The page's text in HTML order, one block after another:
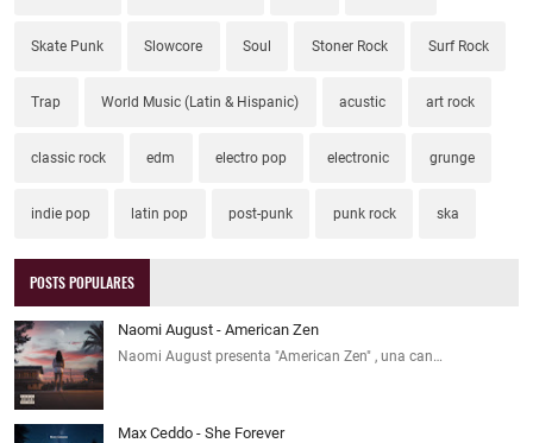
Skate Punk Slowcore Soul Stoner Rock Surf Rock
Trap World Music (Latin & Hispanic) acustic art rock
classic rock edm electro pop electronic grunge
indie pop latin pop post-punk punk rock ska
POSTS POPULARES
Naomi August - American Zen
Naomi August presenta "American Zen" , una can…
Max Ceddo - She Forever